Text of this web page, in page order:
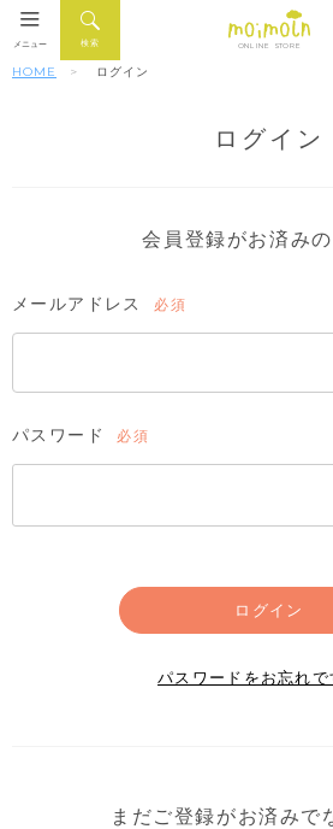
ONLINE STORE
検索
メニュー
HOME ログイン
ログイン
会員登録がお済み
メールアドレス
須)
パスワード
須)
ログイン
パスワードをお忘れで
まだご登録がお済みで